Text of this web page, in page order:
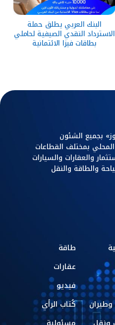
البنك العربي يطلق حملة
الاسترداد النقدي الصيفية لحاملي
بطاقات فيزا الائتمانية
بجميع الشئون
بمختلف القطاعات
والعقارات والسيارات
والطاقة والنقل
طاقة
عقارات
فيديو
كُتاب الرأي